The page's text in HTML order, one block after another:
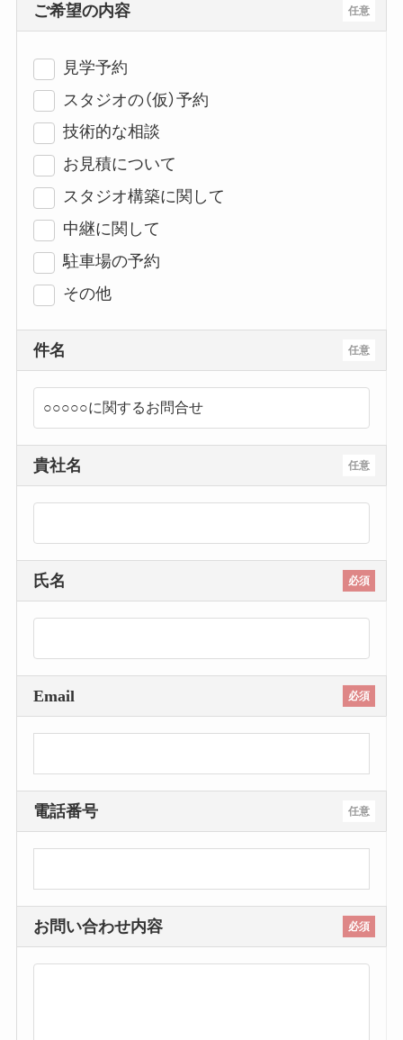
任意
ご希望の内容
見学予約
スタジオの（仮）予約
技術的な相談
お見積について
スタジオ構築に関して
中継に関して
駐車場の予約
その他
任意
件名
任意
貴社名
必須
氏名
必須
Email
任意
電話番号
必須
お問い合わせ内容